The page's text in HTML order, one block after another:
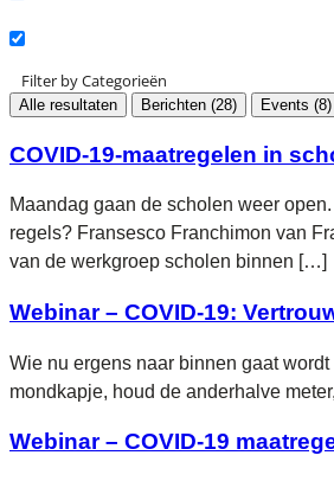
Filter by Categorieën
Alle resultaten Berichten (28) Events (8)
COVID-19-maatregelen in
Maandag gaan de scholen weer
regels? Fransesco Franchimon van
van de werkgroep scholen binnen […]
Webinar – COVID-19:
Wie nu ergens naar binnen gaat
mondkapje, houd de anderhalve
Webinar – COVID-19